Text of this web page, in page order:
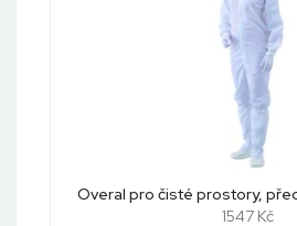
Overal pro čisté prostory,
1547 Kč